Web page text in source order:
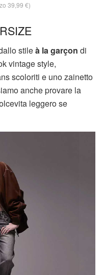
39,99 €)
stileà la garçon di
vintage style,
scoloriti e uno zainetto
anche provare la
leggero se